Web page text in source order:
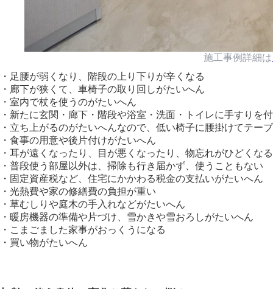
施工事例詳細は
・足腰が弱くなり、階段の上り下りが辛くなる
・廊下が狭くて、車椅子の取り回しがたいへん
・室内で杖を使うのがたいへん
・新たに玄関・廊下・階段や浴室・洗面・トイレに手すりを
・立ち上がるのがたいへんなので、低い椅子に腰掛けてテー
・食事の用意や後片付けがたいへん
・耳が遠くなったり、目が悪くなったり、物忘れがひどくなる
・普段使う部屋以外は、掃除も行き届かず、使うこともない
・固定資産税など、住宅にかかわる税金の支払いがたいへん
・光熱費や家の修繕費の負担が重い
・草むしりや庭木の手入れなどがたいへん
・暖房機器の準備や片づけ、雪かきや雪おろしがたいへん
・こまごました家事がおっくうになる
・買い物がたいへん